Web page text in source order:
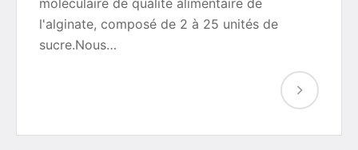
moléculaire de qualité alimentaire de
l'alginate, composé de 2 à 25 unités de
sucre.Nous…